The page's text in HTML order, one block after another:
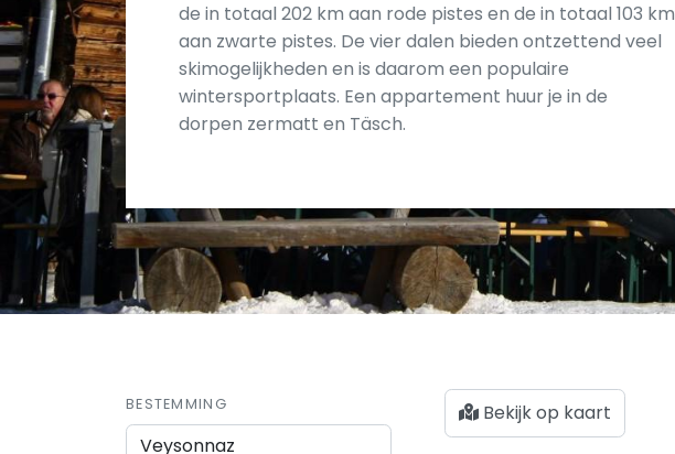
de in totaal 202 km aan rode pistes en de in totaal 103 km
aan zwarte pistes. De vier dalen bieden ontzettend veel
skimogelijkheden en is daarom een populaire
wintersportplaats. Een appartement huur je in de
dorpen zermatt en Täsch.
BESTEMMING Bekijk op kaart